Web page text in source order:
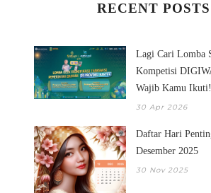
RECENT POSTS
Lagi Cari Lomba
Kompetisi
Wajib Kamu Ikuti!
30 Apr 2026
Daftar Hari
Desember 2025
30 Nov 2025